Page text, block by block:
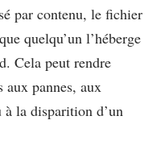
par contenu, le fichier
quelqu’un l’héberge
Cela peut rendre
aux pannes, aux
à la disparition d’un